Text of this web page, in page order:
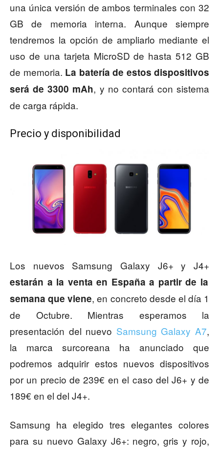
una única versión de ambos terminales con 32
GB de memoria interna. Aunque siempre
tendremos la opción de ampliarlo mediante el
uso de una tarjeta MicroSD de hasta 512 GB
de memoria. La batería de estos dispositivos
será de 3300 mAh, y no contará con sistema
de carga rápida.
Precio y disponibilidad
Los nuevos Samsung Galaxy J6+ y J4+
estarán a la venta en España a partir de la
semana que viene, en concreto desde el día 1
de Octubre. Mientras esperamos la
presentación del nuevo Samsung Galaxy A7,
la marca surcoreana ha anunciado que
podremos adquirir estos nuevos dispositivos
por un precio de 239€ en el caso del J6+ y de
189€ en el del J4+.
Samsung ha elegido tres elegantes colores
para su nuevo Galaxy J6+: negro, gris y rojo,